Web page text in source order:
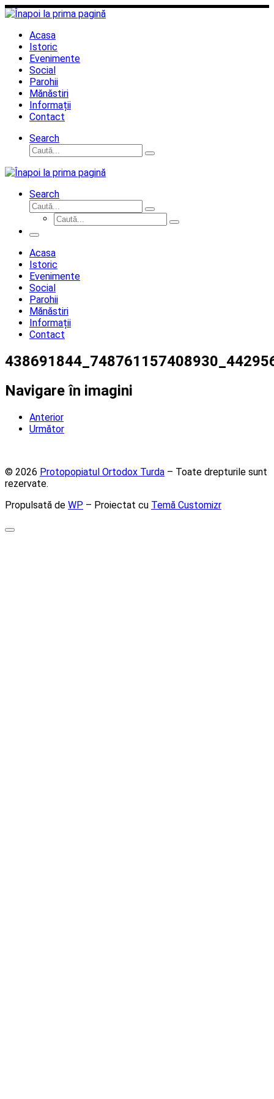
Sari
la
conținutAcasa
Istoric
Evenimente
Social
Parohii
Mănăstiri
Informații
Contact
Search
Căutare
Caută...
Search
Căutare
Caută...
Căutare
Caută...
Meniu
Acasa
Istoric
Evenimente
Social
Parohii
Mănăstiri
Informații
Contact
Navigare în imagini
Anterior
Următor
© 2026 Protopopiatul Ortodox Turda – Toate drepturile sunt
rezervate.
Propulsată de WP – Proiectat cu Temă Customizr